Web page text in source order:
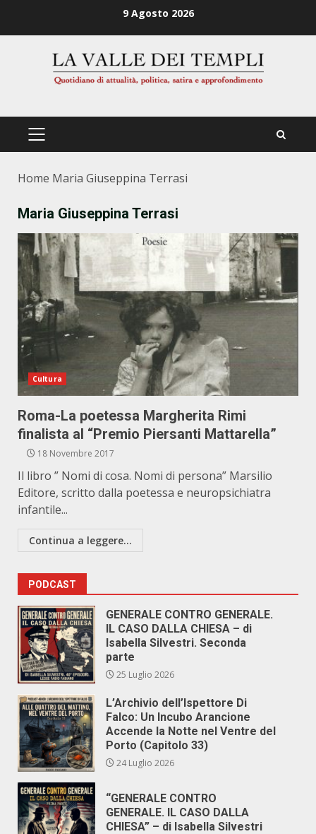
9 Agosto 2026
PRIMÄRES
Home Maria Giuseppina Terrasi
Maria Giuseppina Terrasi
Cultura
Roma-La poetessa Margherita Rimi
finalista al “Premio Piersanti Mattarella”
18 Novembre 2017
Il libro ” Nomi di cosa. Nomi di persona” Marsilio
Editore, scritto dalla poetessa e neuropsichiatra
infantile...
Continua a leggere...
PODCAST
GENERALE CONTRO GENERALE.
IL CASO DALLA CHIESA – di
Isabella Silvestri. Seconda
parte
25 Luglio 2026
L’Archivio dell’Ispettore Di
Falco: Un Incubo Arancione
Accende la Notte nel Ventre del
Porto (Capitolo 33)
24 Luglio 2026
“GENERALE CONTRO
GENERALE. IL CASO DALLA
CHIESA” – di Isabella Silvestri